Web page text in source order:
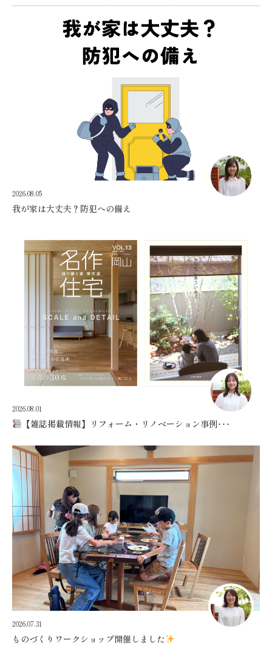
2026.08.05
我が家は大丈夫？防犯への備え
2026.08.01
【雑誌掲載情報】リフォーム・リノベーション事例･･･
2026.07.31
ものづくりワークショップ開催しました